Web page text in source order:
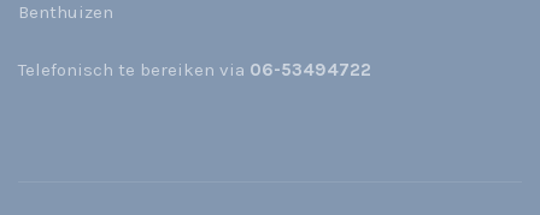
Benthuizen
Telefonisch te bereiken via 06-53494722